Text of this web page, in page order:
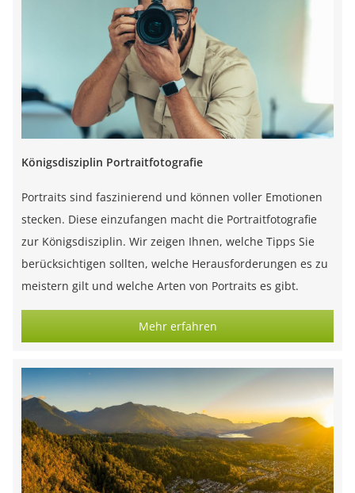
Königsdisziplin Portraitfotografie
Portraits sind faszinierend und können voller Emotionen
stecken. Diese einzufangen macht die Portraitfotografie
zur Königsdisziplin. Wir zeigen Ihnen, welche Tipps Sie
berücksichtigen sollten, welche Herausforderungen es zu
meistern gilt und welche Arten von Portraits es gibt.
Mehr erfahren